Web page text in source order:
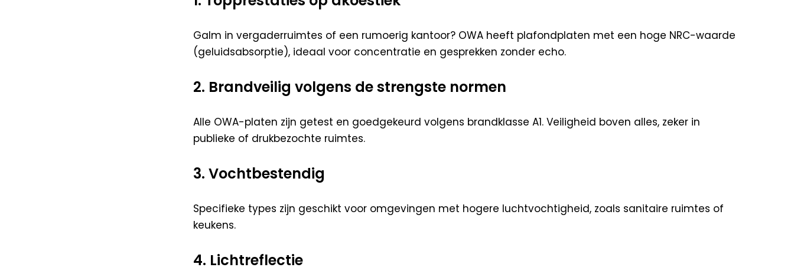
Galm in vergaderruimtes of een rumoerig kantoor? OWA heeft plafondplaten met een hoge NRC-waarde
(geluidsabsorptie), ideaal voor concentratie en gesprekken zonder echo.
2. Brandveilig volgens de strengste normen
Alle OWA-platen zijn getest en goedgekeurd volgens brandklasse A1. Veiligheid boven alles, zeker in
publieke of drukbezochte ruimtes.
3. Vochtbestendig
Specifieke types zijn geschikt voor omgevingen met hogere luchtvochtigheid, zoals sanitaire ruimtes of
keukens.
4. Lichtreflectie